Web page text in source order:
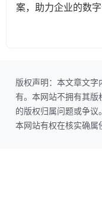
案，助力企业的数字
版权声明：本文章文
有。本网站不拥有其版
的版权归属问题或争议
本网站有权在核实确属